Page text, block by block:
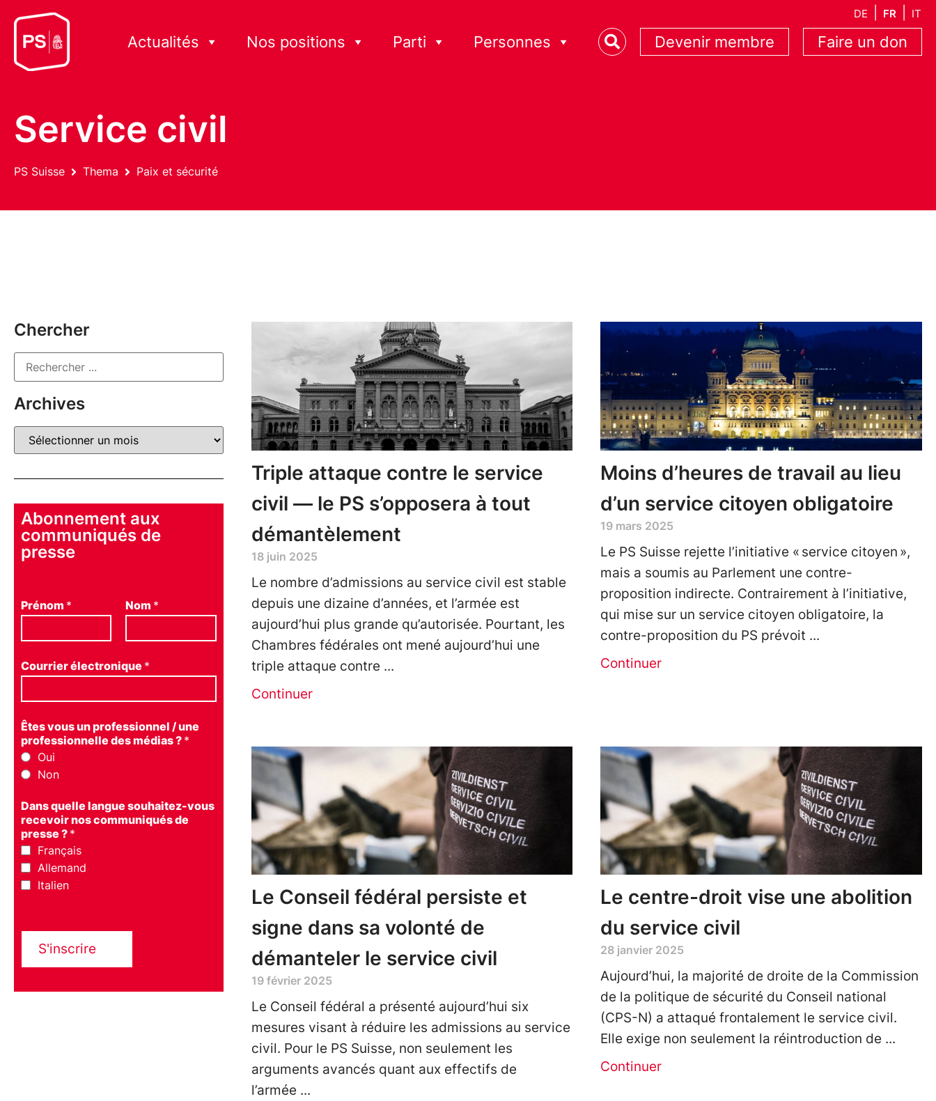
DE FR IT
Actualités Nos positions Parti Personnes Devenir membre Faire un don
Service civil
PS Suisse Thema Paix et sécurité
Chercher
Archives
Abonnement aux
communiqués de
presse
Prénom * Nom *
Courrier électronique *
Êtes vous un professionnel / une
professionnelle des médias ? *
Oui
Non
Dans quelle langue souhaitez-vous
recevoir nos communiqués de
presse ? *
Français
Allemand
Italien
S'inscrire
Triple attaque contre le service
civil — le PS s’opposera à tout
démantèlement
18 juin 2025
Le nombre d’admissions au service civil est stable
depuis une dizaine d’années, et l’armée est
aujourd’hui plus grande qu’autorisée. Pourtant, les
Chambres fédérales ont mené aujourd’hui une
triple attaque contre
Continuer
Moins d’heures de travail au lieu
d’un service citoyen obligatoire
19 mars 2025
Le PS Suisse rejette l’initiative « service citoyen »,
mais a soumis au Parlement une contre-
proposition indirecte. Contrairement à l’initiative,
qui mise sur un service citoyen obligatoire, la
contre-proposition du PS prévoit
Continuer
Le Conseil fédéral persiste et
signe dans sa volonté de
démanteler le service civil
19 février 2025
Le Conseil fédéral a présenté aujourd’hui six
mesures visant à réduire les admissions au service
civil. Pour le PS Suisse, non seulement les
arguments avancés quant aux effectifs de
l’armée
Le centre-droit vise une abolition
du service civil
28 janvier 2025
Aujourd’hui, la majorité de droite de la Commission
de la politique de sécurité du Conseil national
(CPS-N) a attaqué frontalement le service civil.
Elle exige non seulement la réintroduction de
Continuer